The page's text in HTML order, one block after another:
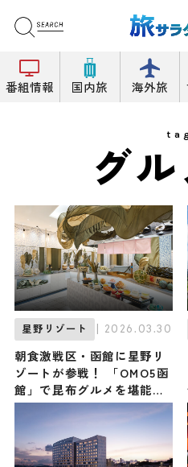
番組情報 国内旅 海外旅
tag
グ
星野リゾート | 2026.03.30
朝食激戦区・函館に星野リ
ゾートが参戦！ 「OMO5函
館」で昆布グルメを堪能し
尽くす『目覚めのこんぶッ
フェ』が開催中 / 職人によ
るおぼろ昆布削り実演は必
見